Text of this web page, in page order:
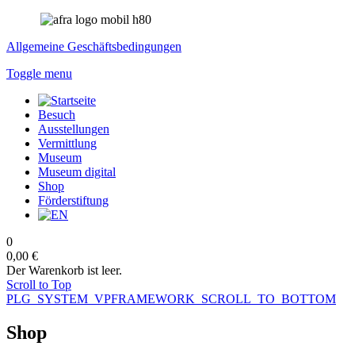
Allgemeine Geschäftsbedingungen
Toggle menu
Besuch
Ausstellungen
Vermittlung
Museum
Museum digital
Shop
Förderstiftung
0
0,00 €
Der Warenkorb ist leer.
Scroll to Top
PLG_SYSTEM_VPFRAMEWORK_SCROLL_TO_BOTTOM
Shop